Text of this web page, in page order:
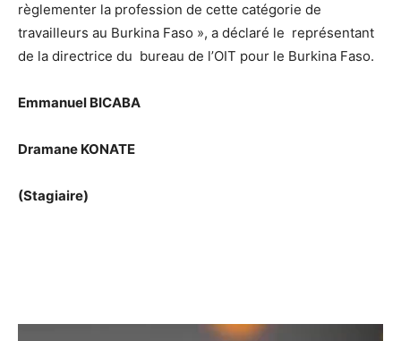
règlementer la profession de cette catégorie de
travailleurs au Burkina Faso », a déclaré le représentant
de la directrice du bureau de l’OIT pour le Burkina Faso.
Emmanuel BICABA
Dramane KONATE
(Stagiaire)
Lecteur